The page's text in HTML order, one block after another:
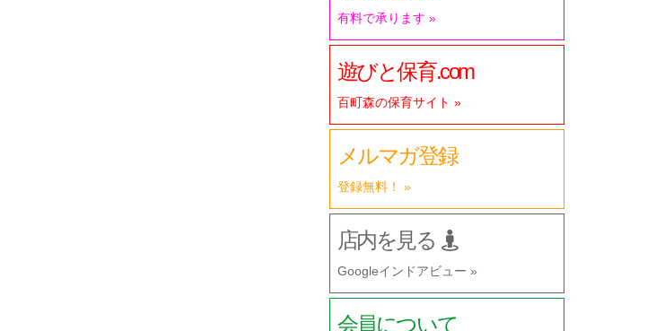
有料で承ります »
遊びと保育.com
百町森の保育サイト »
メルマガ登録
登録無料！ »
店内を見る
Googleインドアビュー »
会員について